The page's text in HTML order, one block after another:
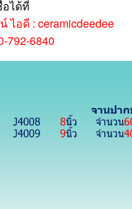
ได้ที่
ไอดี : ceramicdeedee
792-6840